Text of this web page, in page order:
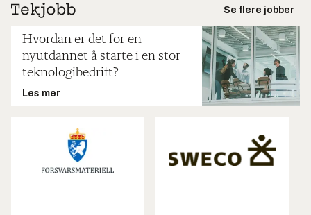
Se flere jobber
Hvordan er det for en
nyutdannet å starte i en stor
teknologibedrift?
Les mer